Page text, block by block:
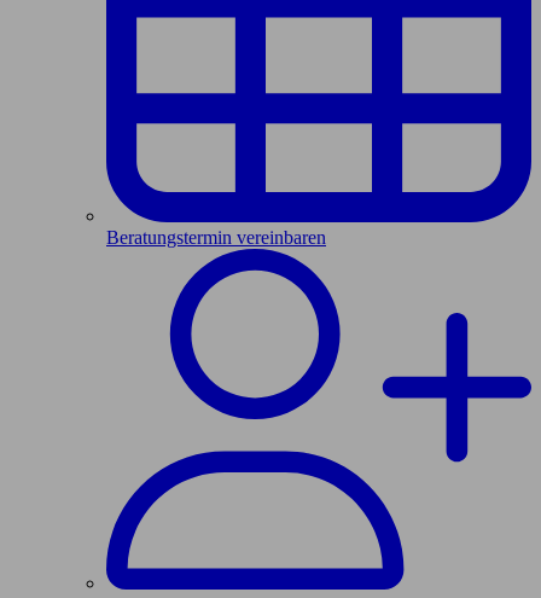
Beratungstermin vereinbaren